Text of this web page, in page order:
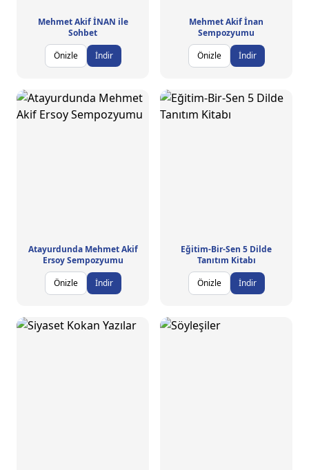
Mehmet Akif İNAN ile
Sohbet
Önizle
İndir
Mehmet Akif İnan
Sempozyumu
Önizle
İndir
Atayurdunda Mehmet Akif
Ersoy Sempozyumu
Önizle
İndir
Eğitim-Bir-Sen 5 Dilde
Tanıtım Kitabı
Önizle
İndir